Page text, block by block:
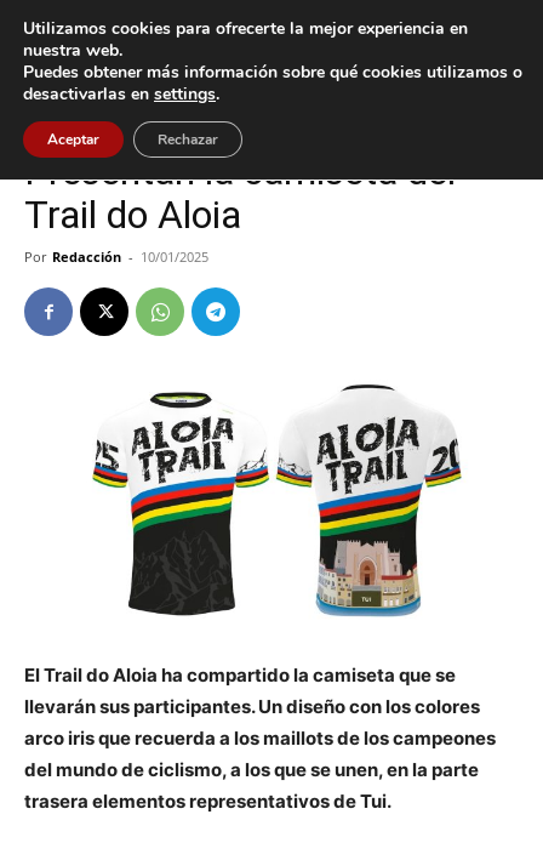
Inicio Deportes
Deportes Tui
Presentan la camiseta del
Trail do Aloia
Por Redacción - 10/01/2025
El Trail do Aloia ha compartido la camiseta que se
llevarán sus participantes.Un diseño con los colores
arco iris que recuerda a los maillots de los campeones
del mundo de ciclismo, a los que se unen, en la parte
trasera elementos representativos de Tui.
Utilizamos cookies para ofrecerte la mejor experiencia en
nuestra web.
Puedes obtener más información sobre qué cookies utilizamos o
desactivarlas en settings.
Aceptar Rechazar